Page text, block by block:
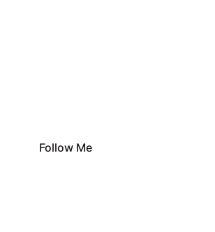
Follow Me